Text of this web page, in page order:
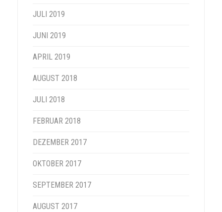
JULI 2019
JUNI 2019
APRIL 2019
AUGUST 2018
JULI 2018
FEBRUAR 2018
DEZEMBER 2017
OKTOBER 2017
SEPTEMBER 2017
AUGUST 2017